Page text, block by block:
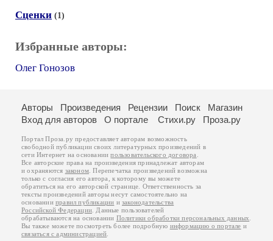
Сценки (1)
Избранные авторы:
Олег Гонозов
Авторы Произведения Рецензии Поиск
Магазин
Вход для авторов
О портале Стихи.ру Проза.ру
Портал Проза.ру предоставляет авторам возможность
свободной публикации своих литературных произведений в
сети Интернет на основаниипользовательского договора
Все авторские права на произведения принадлежат авторам
и охраняются законом . Перепечатка произведений возможна
только с согласия его автора, к которому вы можете
обратиться на его авторской странице. Ответственность за
тексты произведений авторы несут самостоятельно на
основанииправил публикации изаконодательства
Российской Федерации . Данные пользователей
обрабатываются на основании Политики обработки персональных данных
Вы также можете посмотреть более подробную информацию о портале и
связаться с администрацией